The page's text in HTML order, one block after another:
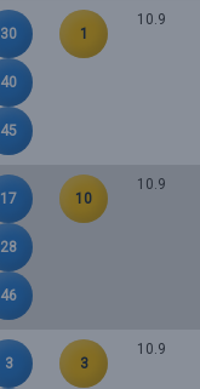
30
40
45
1
10.9
17
28
46
10
10.9
3
3
10.9